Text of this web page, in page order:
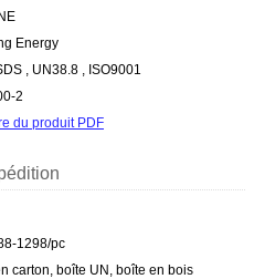
Energy
, UN38.8 , ISO9001
2
du produit PDF
1298/pc
carton, boîte UN, boîte en bois